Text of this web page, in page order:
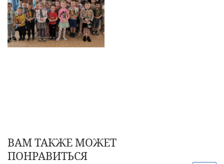
ВАМ ТАКЖЕ МОЖЕТ
ПОНРАВИТЬСЯ